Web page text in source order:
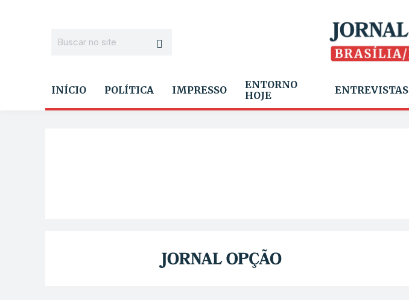
INÍCIO POLÍTICA IMPRESSO
ENTORNO
HOJE
ENTREVISTAS